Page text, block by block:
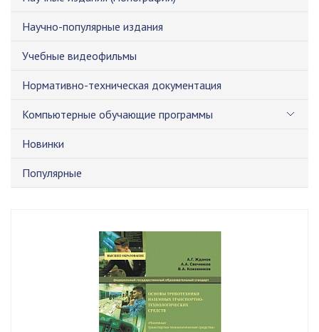
Научно-популярные издания
Учебные видеофильмы
Нормативно-техническая документация
Компьютерные обучающие программы
Новинки
Популярные